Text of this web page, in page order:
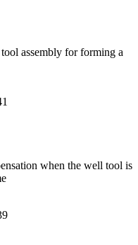
assembly for forming a
when the well tool is